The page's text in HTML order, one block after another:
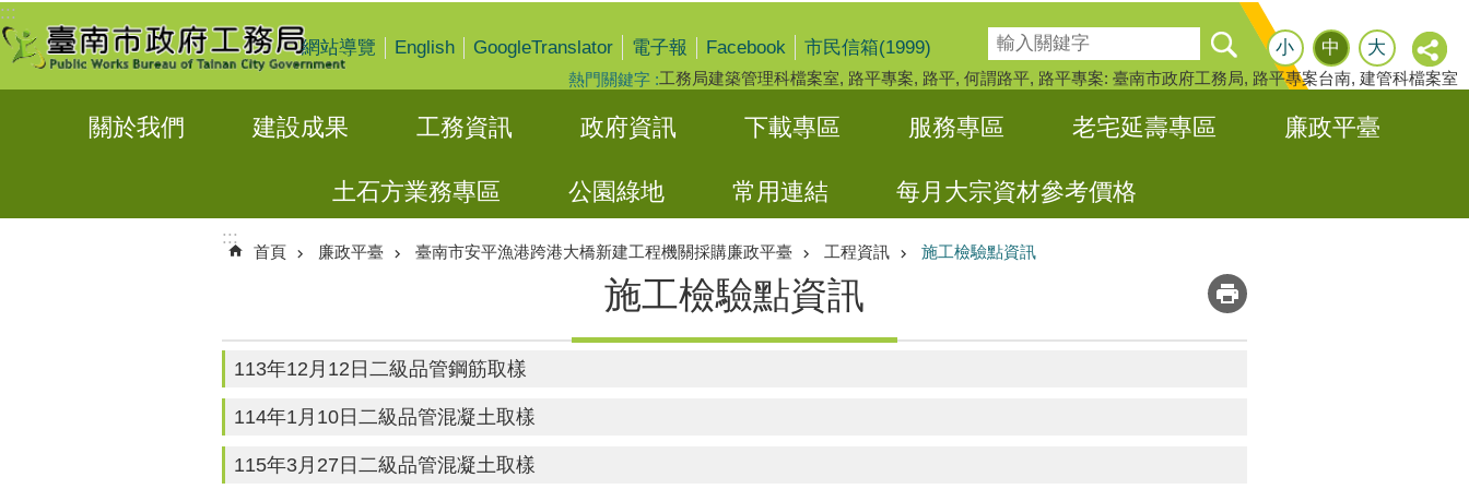
跳到主要內容區塊
:::
網站導覽
English GoogleTranslator 電子報 Facebook 市民信箱(1999)
搜尋
小 中 大
熱門關鍵字 工務局建築管理科檔案室 路平專案 路平 何謂路平 路平專案: 臺南市政府工務局 路平專案台南 建管科檔案室
關於我們 建設成果 工務資訊 政府資訊 下載專區 服務專區 老宅延壽專區 廉政平臺
土石方業務專區 公園綠地 常用連結 每月大宗資材參考價格
:::
首頁 廉政平臺 臺南市安平漁港跨港大橋新建工程機關採購廉政平臺 工程資訊 施工檢驗點資訊
施工檢驗點資訊 _
113年12月12日二級品管鋼筋取樣
114年1月10日二級品管混凝土取樣
115年3月27日二級品管混凝土取樣